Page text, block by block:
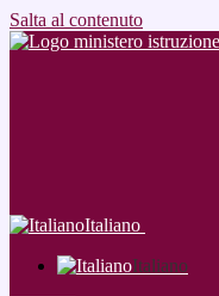
Salta al contenuto
Italiano
Italiano